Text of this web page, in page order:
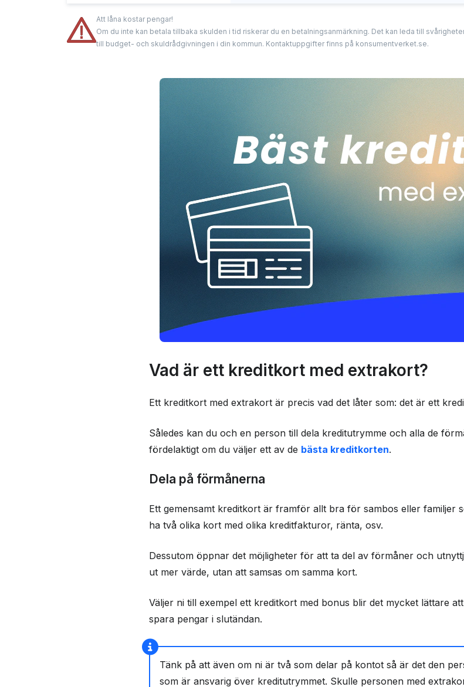
Att låna kostar pengar!
Om du inte kan betala tillbaka skulden i tid riskerar du en betalningsanmärkning. Det kan leda till
till budget- och skuldrådgivningen i din kommun. Kontaktuppgifter finns på konsumentverket.se.
Vad är ett kreditkort med extrakort?
Ett kreditkort med extrakort är precis vad det låter som: det är ett
Således kan du och en person till dela kreditutrymme och alla de
fördelaktigt om du väljer ett av de bästa kreditkorten.
Dela på förmånerna
Ett gemensamt kreditkort är framför allt bra för sambos eller familjer
ha två olika kort med olika kreditfakturor, ränta, osv.
Dessutom öppnar det möjligheter för att ta del av förmåner och
ut mer värde, utan att samsas om samma kort.
Väljer ni till exempel ett kreditkort med bonus blir det mycket lättare
spara pengar i slutändan.
Tänk på att även om ni är två som delar på kontot så är det den
som är ansvarig över kreditutrymmet. Skulle personen med